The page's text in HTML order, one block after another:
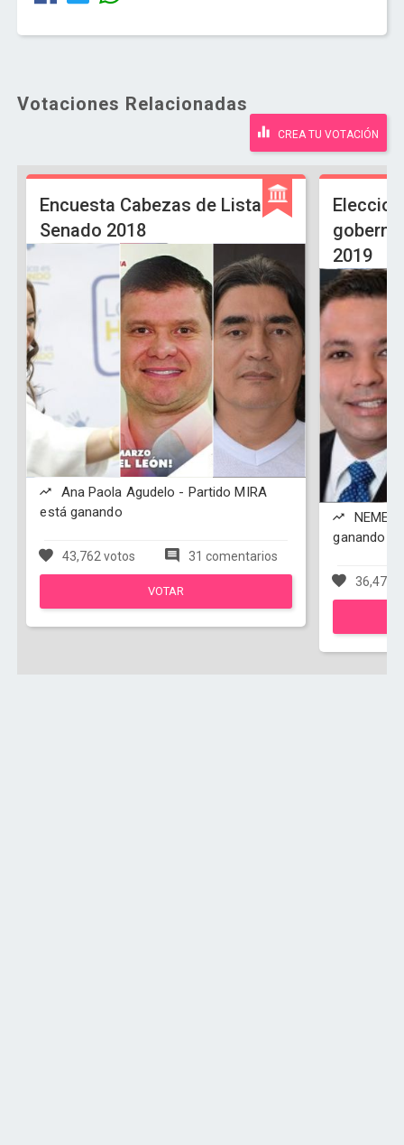
Votaciones Relacionadas
CREA TU VOTACIÓN
Encuesta Cabezas de Lista
Senado 2018
Ana Paola Agudelo - Partido MIRA
está ganando
43,762 votos 31 comentarios
VOTAR
2019
ganando
36,479